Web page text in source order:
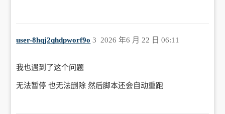
user-8hqj2qhdpworf9o 2026 年6 月 22 日 06:11
3
我也遇到了这个问题
无法暂停 也无法删除 然后脚本还会自动重跑